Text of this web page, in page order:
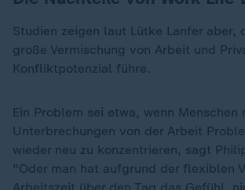
Studien zeigen laut Lütke Lanfer aber,
große Vermischung von Arbeit und
Konfliktpotenzial führe.
Ein Problem sei etwa, wenn Menschen
Unterbrechungen von der Arbeit
wieder neu zu konzentrieren, sagt
"Oder man hat aufgrund der flexiblen